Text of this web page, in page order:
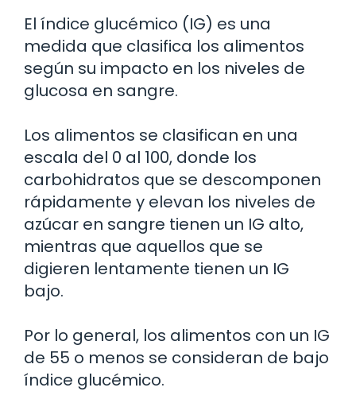
El índice glucémico (IG) es una
medida que clasifica los alimentos
según su impacto en los niveles de
glucosa en sangre.
Los alimentos se clasifican en una
escala del 0 al 100, donde los
carbohidratos que se descomponen
rápidamente y elevan los niveles de
azúcar en sangre tienen un IG alto,
mientras que aquellos que se
digieren lentamente tienen un IG
bajo.
Por lo general, los alimentos con un IG
de 55 o menos se consideran de bajo
índice glucémico.